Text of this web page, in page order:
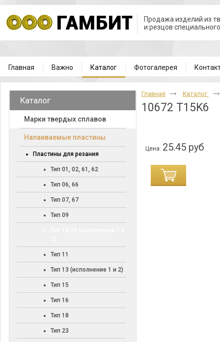
Продажа изделий из
и резцов
Главная Важно Каталог Фотогалерея
Каталог
Марки твердых сплавов
Напаиваемые пластины
Пластины для резания
Тип 01, 02, 61, 62
Тип 06, 66
Тип 07, 67
Тип 09
Тип 11
Тип 13 (исполнение 1 и 2)
Тип 15
Тип 16
Тип 18
Тип 23
Главная Каталог
10672 T15K6
Цена: 25.45 руб